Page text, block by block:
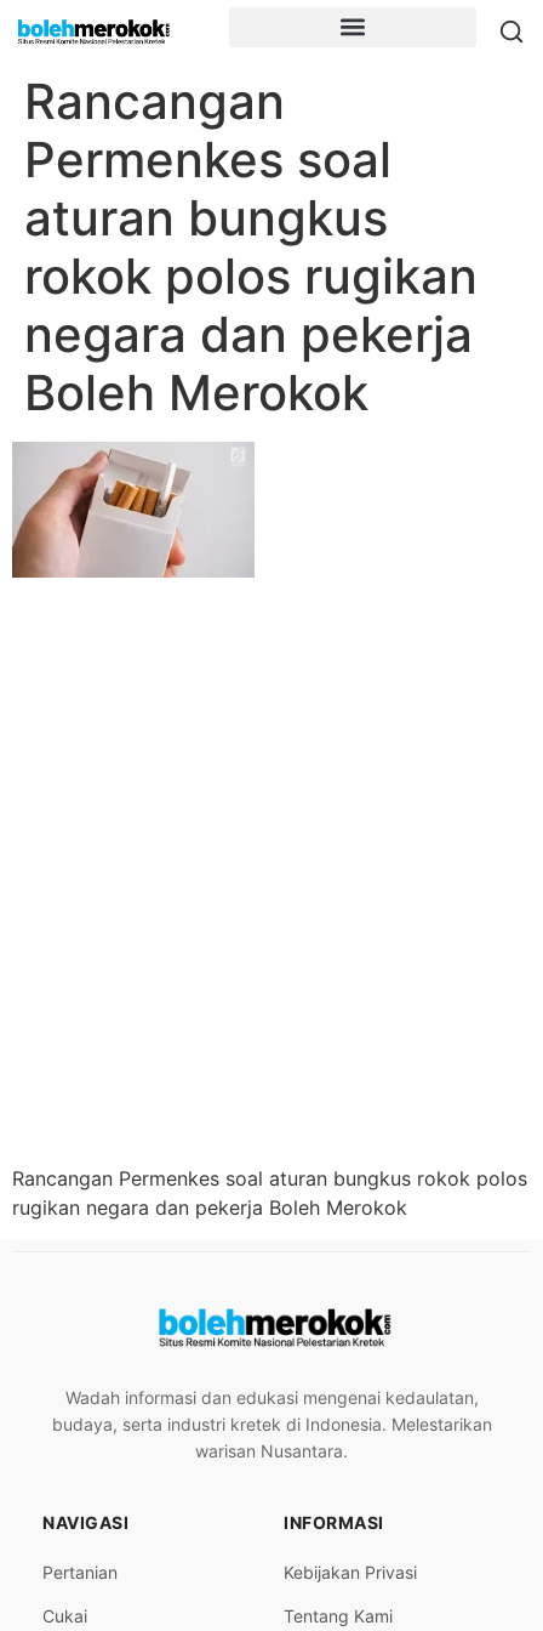
Rancangan
Permenkes soal
aturan bungkus
rokok polos rugikan
negara dan pekerja
Boleh Merokok
Rancangan Permenkes soal aturan bungkus rokok polos
rugikan negara dan pekerja Boleh Merokok
Wadah informasi dan edukasi mengenai kedaulatan,
budaya, serta industri kretek di Indonesia. Melestarikan
warisan Nusantara.
NAVIGASI
Pertanian
Cukai
INFORMASI
Kebijakan Privasi
Tentang Kami